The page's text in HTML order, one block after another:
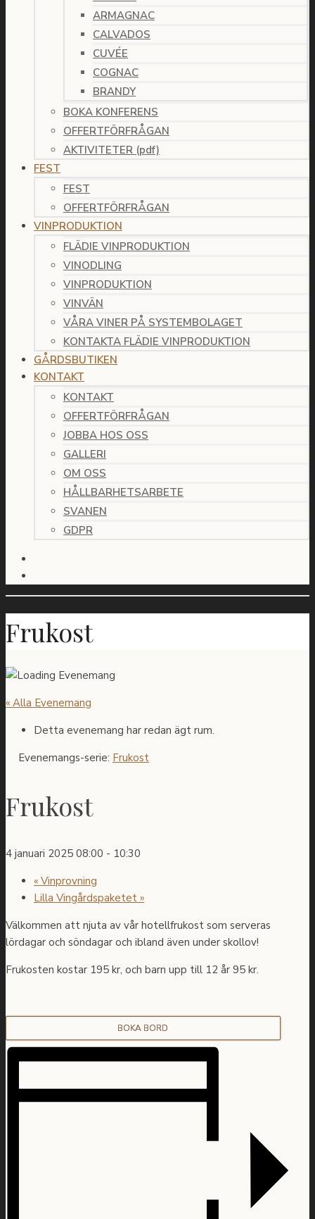
ARMAGNAC
CALVADOS
CUVÉE
COGNAC
BRANDY
BOKA KONFERENS
OFFERTFÖRFRÅGAN
AKTIVITETER (pdf)
FEST
FEST
OFFERTFÖRFRÅGAN
VINPRODUKTION
FLÄDIE VINPRODUKTION
VINODLING
VINPRODUKTION
VINVÄN
VÅRA VINER PÅ SYSTEMBOLAGET
KONTAKTA FLÄDIE VINPRODUKTION
GÅRDSBUTIKEN
KONTAKT
KONTAKT
OFFERTFÖRFRÅGAN
JOBBA HOS OSS
GALLERI
OM OSS
HÅLLBARHETSARBETE
SVANEN
GDPR
Frukost
« Alla Evenemang
Detta evenemang har redan ägt rum.
Evenemangs-serie: Frukost
Frukost
4 januari 2025 08:00 - 10:30
« Vinprovning
Lilla Vingårdspaketet »
Välkommen att njuta av vår hotellfrukost som serveras
lördagar och söndagar och ibland även under skollov!
Frukosten kostar 195 kr, och barn upp till 12 år 95 kr.
BOKA BORD